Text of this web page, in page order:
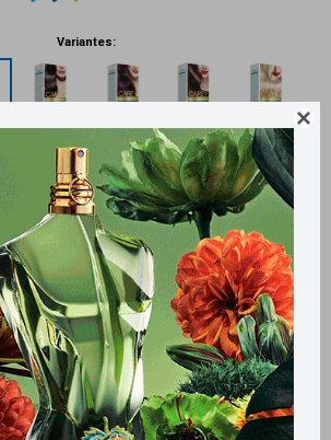

Variantes:
Métodos y costos de envío
Retiros gratuitos en tiendas
que te pueden interesar